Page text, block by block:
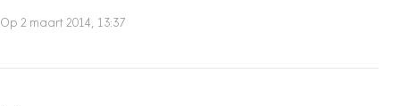
Op 2 maart 2014, 13:37